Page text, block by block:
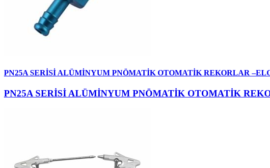
PN25A SERİSİ ALÜMİNYUM PNÖMATİK OTOMATİK REKORLAR
PN25A SERİSİ ALÜMİNYUM PNÖMATİK OTOMATİK